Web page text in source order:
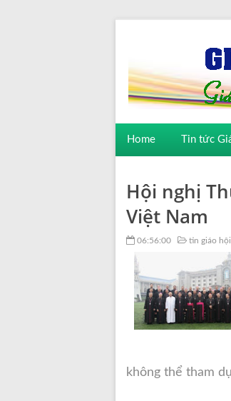
Home Tin tức
Hội nghị
Việt Nam
06:56:00 tin giáo
không thể tham